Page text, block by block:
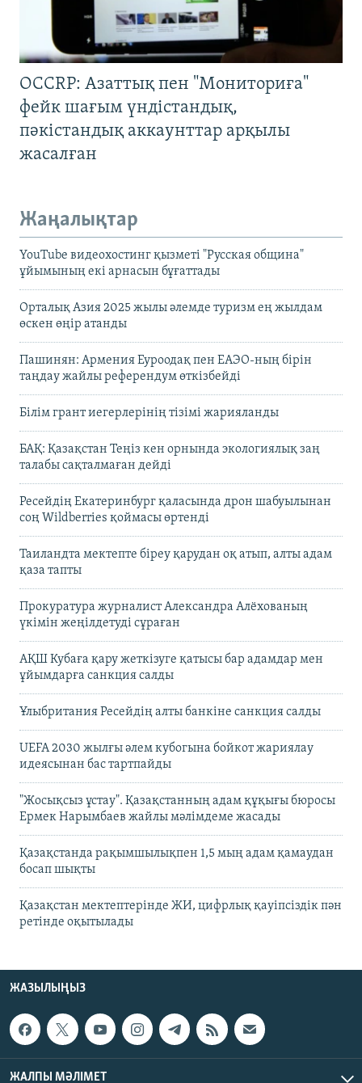
OCCRP: Азаттық пен "Мониториға"
фейк шағым үндістандық,
пәкістандық аккаунттар арқылы
жасалған
Жаңалықтар
YouTube видеохостинг қызметі "Русская община"
ұйымының екі арнасын бұғаттады
Орталық Азия 2025 жылы әлемде туризм ең жылдам
өскен өңір атанды
Пашинян: Армения Еуроодақ пен ЕАЭО-ның бірін
таңдау жайлы референдум өткізбейді
Білім грант иегерлерінің тізімі жарияланды
БАҚ: Қазақстан Теңіз кен орнында экологиялық заң
талабы сақталмаған дейді
Ресейдің Екатеринбург қаласында дрон шабуылынан
соң Wildberries қоймасы өртенді
Таиландта мектепте біреу қарудан оқ атып, алты адам
қаза тапты
Прокуратура журналист Александра Алёхованың
үкімін жеңілдетуді сұраған
АҚШ Кубаға қару жеткізуге қатысы бар адамдар мен
ұйымдарға санкция салды
Ұлыбритания Ресейдің алты банкіне санкция салды
UEFA 2030 жылғы әлем кубогына бойкот жариялау
идеясынан бас тартпайды
"Жосықсыз ұстау". Қазақстанның адам құқығы бюросы
Ермек Нарымбаев жайлы мәлімдеме жасады
Қазақстанда рақымшылықпен 1,5 мың адам қамаудан
босап шықты
Қазақстан мектептерінде ЖИ, цифрлық қауіпсіздік пән
ретінде оқытылады
ЖАЗЫЛЫҢЫЗ
ЖАЛПЫ МӘЛІМЕТ